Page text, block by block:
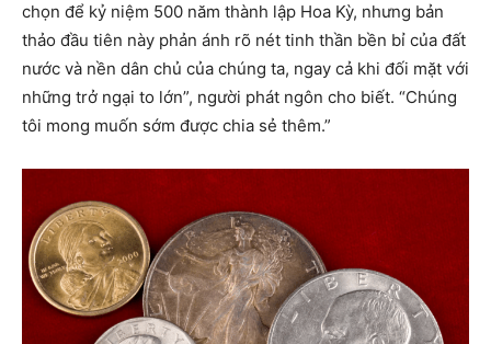
chọn để kỷ niệm 500 năm thành lập Hoa Kỳ, nhưng bản
thảo đầu tiên này phản ánh rõ nét tinh thần bền bỉ của đất
nước và nền dân chủ của chúng ta, ngay cả khi đối mặt với
những trở ngại to lớn”, người phát ngôn cho biết. “Chúng
tôi mong muốn sớm được chia sẻ thêm.”